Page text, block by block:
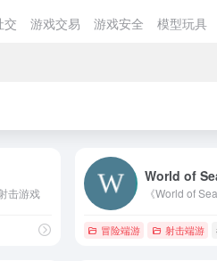
交 游戏交易 游戏安全 模型玩具
击游戏
World of
冒险端游 射击端游